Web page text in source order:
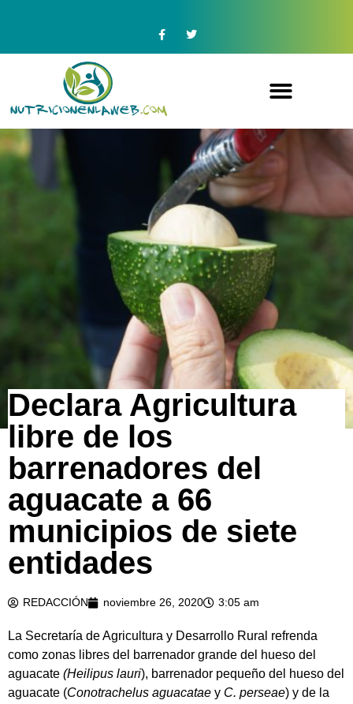
Declara Agricultura
libre de los
barrenadores del
aguacate a 66
municipios de siete
entidades
REDACCIÓN noviembre 26, 2020 3:05 am
La Secretaría de Agricultura y Desarrollo Rural refrenda
como zonas libres del barrenador grande del hueso del
aguacate (Heilipus lauri), barrenador pequeño del hueso del
aguacate (Conotrachelus aguacatae y C. perseae) y de la